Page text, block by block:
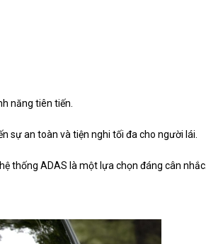
năng tiên tiến.
sự an toàn và tiện nghi tối đa cho người lái.
thống ADAS là một lựa chọn đáng cân nhắc.